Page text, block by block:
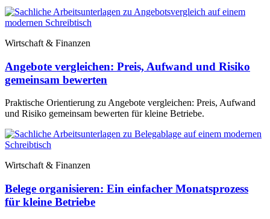
Wirtschaft & Finanzen
Angebote vergleichen: Preis, Aufwand und Risiko
gemeinsam bewerten
Praktische Orientierung zu Angebote vergleichen: Preis, Aufwand
und Risiko gemeinsam bewerten für kleine Betriebe.
Wirtschaft & Finanzen
Belege organisieren: Ein einfacher Monatsprozess
für kleine Betriebe